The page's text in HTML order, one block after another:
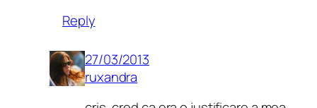
Reply
27/03/2013
ruxandra